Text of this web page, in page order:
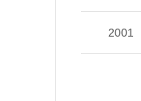
2001